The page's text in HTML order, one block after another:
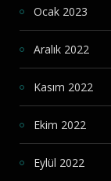
Ocak 2023
Aralık 2022
Kasım 2022
Ekim 2022
Eylül 2022